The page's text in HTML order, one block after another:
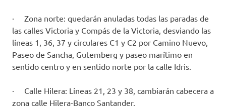
· Zona norte: quedarán anuladas todas las paradas de
las calles Victoria y Compás de la Victoria, desviando las
líneas 1, 36, 37 y circulares C1 y C2 por Camino Nuevo,
Paseo de Sancha, Gutemberg y paseo marítimo en
sentido centro y en sentido norte por la calle Idris.
· Calle Hilera: Líneas 21, 23 y 38, cambiarán cabecera a
zona calle Hilera-Banco Santander.